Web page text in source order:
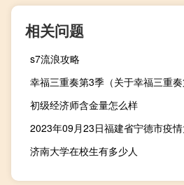
相关问题
s7流浪攻略
幸福三重奏第3季（关于幸福三重奏
初级经济师含金量怎么样
济南大学在校生有多少人